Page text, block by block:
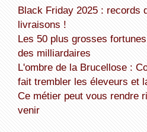
Black Friday 2025 : records de ventes, chaos de
livraisons !
Les 50 plus grosses fortunes de France sont tous
des milliardaires
L'ombre de la Brucellose : Comment une bactérie
fait trembler les éleveurs et
Ce métier peut vous rendre riche dans les années à
venir